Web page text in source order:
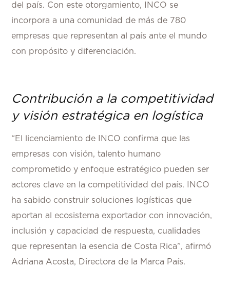
del país. Con este otorgamiento, INCO se
incorpora a una comunidad de más de 780
empresas que representan al país ante el mundo
con propósito y diferenciación.
Contribución a la competitividad
y visión estratégica en logística
“El licenciamiento de INCO confirma que las
empresas con visión, talento humano
comprometido y enfoque estratégico pueden ser
actores clave en la competitividad del país. INCO
ha sabido construir soluciones logísticas que
aportan al ecosistema exportador con innovación,
inclusión y capacidad de respuesta, cualidades
que representan la esencia de Costa Rica”, afirmó
Adriana Acosta, Directora de la Marca País.